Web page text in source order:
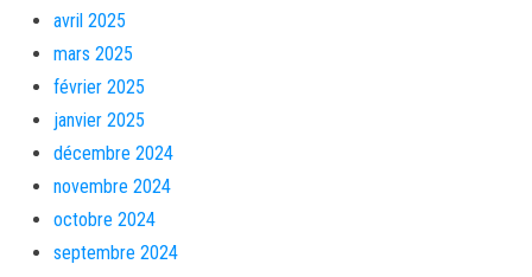
avril 2025
mars 2025
février 2025
janvier 2025
décembre 2024
novembre 2024
octobre 2024
septembre 2024